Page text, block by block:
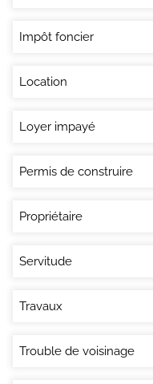
Impôt foncier
Location
Loyer impayé
Permis de construire
Propriétaire
Servitude
Travaux
Trouble de voisinage